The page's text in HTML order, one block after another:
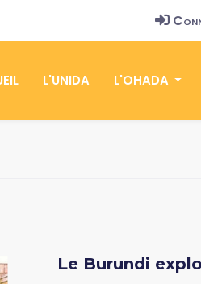
L'UNIDA L'OHADA
Le Burundi